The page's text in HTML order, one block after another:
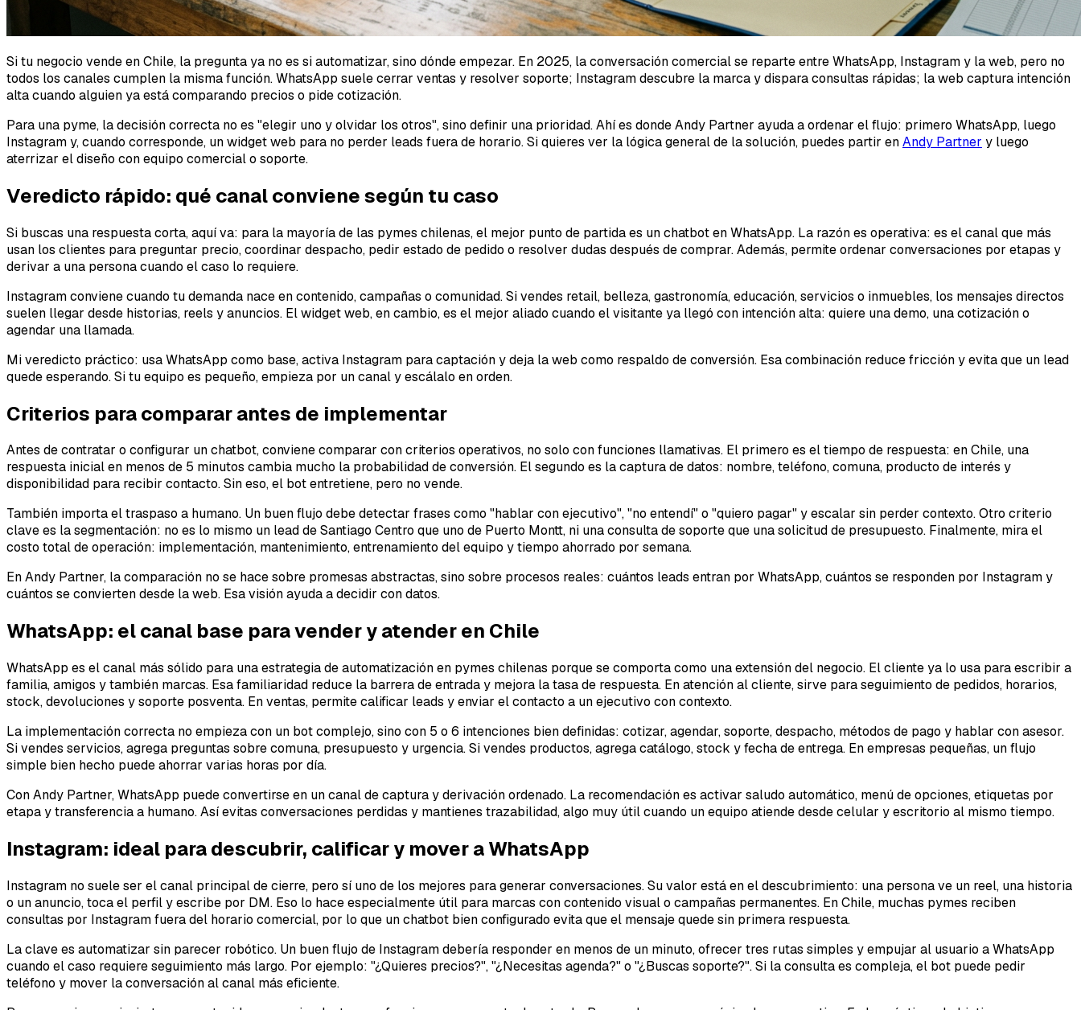
Si tu negocio vende en Chile, la pregunta ya no es si automatizar, sino dónde empezar. En 2025, la conversación comercial se reparte entre WhatsApp, Instagram y la web, pero no
todos los canales cumplen la misma función. WhatsApp suele cerrar ventas y resolver soporte; Instagram descubre la marca y dispara consultas rápidas; la web captura intención
alta cuando alguien ya está comparando precios o pide cotización.
Para una pyme, la decisión correcta no es "elegir uno y olvidar los otros", sino definir una prioridad. Ahí es donde Andy Partner ayuda a ordenar el flujo: primero WhatsApp, luego
Instagram y, cuando corresponde, un widget web para no perder leads fuera de horario. Si quieres ver la lógica general de la solución, puedes partir enAndy Partner y luego
aterrizar el diseño con equipo comercial o soporte.
Veredicto rápido: qué canal conviene según tu caso
Si buscas una respuesta corta, aquí va: para la mayoría de las pymes chilenas, el mejor punto de partida es un chatbot en WhatsApp. La razón es operativa: es el canal que más
usan los clientes para preguntar precio, coordinar despacho, pedir estado de pedido o resolver dudas después de comprar. Además, permite ordenar conversaciones por etapas y
derivar a una persona cuando el caso lo requiere.
Instagram conviene cuando tu demanda nace en contenido, campañas o comunidad. Si vendes retail, belleza, gastronomía, educación, servicios o inmuebles, los mensajes directos
suelen llegar desde historias, reels y anuncios. El widget web, en cambio, es el mejor aliado cuando el visitante ya llegó con intención alta: quiere una demo, una cotización o
agendar una llamada.
Mi veredicto práctico: usa WhatsApp como base, activa Instagram para captación y deja la web como respaldo de conversión. Esa combinación reduce fricción y evita que un lead
quede esperando. Si tu equipo es pequeño, empieza por un canal y escálalo en orden.
Criterios para comparar antes de implementar
Antes de contratar o configurar un chatbot, conviene comparar con criterios operativos, no solo con funciones llamativas. El primero es el tiempo de respuesta: en Chile, una
respuesta inicial en menos de 5 minutos cambia mucho la probabilidad de conversión. El segundo es la captura de datos: nombre, teléfono, comuna, producto de interés y
disponibilidad para recibir contacto. Sin eso, el bot entretiene, pero no vende.
También importa el traspaso a humano. Un buen flujo debe detectar frases como "hablar con ejecutivo", "no entendí" o "quiero pagar" y escalar sin perder contexto. Otro criterio
clave es la segmentación: no es lo mismo un lead de Santiago Centro que uno de Puerto Montt, ni una consulta de soporte que una solicitud de presupuesto. Finalmente, mira el
costo total de operación: implementación, mantenimiento, entrenamiento del equipo y tiempo ahorrado por semana.
En Andy Partner, la comparación no se hace sobre promesas abstractas, sino sobre procesos reales: cuántos leads entran por WhatsApp, cuántos se responden por Instagram y
cuántos se convierten desde la web. Esa visión ayuda a decidir con datos.
WhatsApp: el canal base para vender y atender en Chile
WhatsApp es el canal más sólido para una estrategia de automatización en pymes chilenas porque se comporta como una extensión del negocio. El cliente ya lo usa para escribir a
familia, amigos y también marcas. Esa familiaridad reduce la barrera de entrada y mejora la tasa de respuesta. En atención al cliente, sirve para seguimiento de pedidos, horarios,
stock, devoluciones y soporte posventa. En ventas, permite calificar leads y enviar el contacto a un ejecutivo con contexto.
La implementación correcta no empieza con un bot complejo, sino con 5 o 6 intenciones bien definidas: cotizar, agendar, soporte, despacho, métodos de pago y hablar con asesor.
Si vendes servicios, agrega preguntas sobre comuna, presupuesto y urgencia. Si vendes productos, agrega catálogo, stock y fecha de entrega. En empresas pequeñas, un flujo
simple bien hecho puede ahorrar varias horas por día.
Con Andy Partner, WhatsApp puede convertirse en un canal de captura y derivación ordenado. La recomendación es activar saludo automático, menú de opciones, etiquetas por
etapa y transferencia a humano. Así evitas conversaciones perdidas y mantienes trazabilidad, algo muy útil cuando un equipo atiende desde celular y escritorio al mismo tiempo.
Instagram: ideal para descubrir, calificar y mover a WhatsApp
Instagram no suele ser el canal principal de cierre, pero sí uno de los mejores para generar conversaciones. Su valor está en el descubrimiento: una persona ve un reel, una historia
o un anuncio, toca el perfil y escribe por DM. Eso lo hace especialmente útil para marcas con contenido visual o campañas permanentes. En Chile, muchas pymes reciben
consultas por Instagram fuera del horario comercial, por lo que un chatbot bien configurado evita que el mensaje quede sin primera respuesta.
La clave es automatizar sin parecer robótico. Un buen flujo de Instagram debería responder en menos de un minuto, ofrecer tres rutas simples y empujar al usuario a WhatsApp
cuando el caso requiere seguimiento más largo. Por ejemplo: "¿Quieres precios?", "¿Necesitas agenda?" o "¿Buscas soporte?". Si la consulta es compleja, el bot puede pedir
teléfono y mover la conversación al canal más eficiente.